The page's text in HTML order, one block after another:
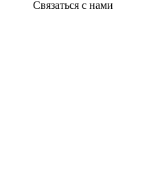
Связаться с нами